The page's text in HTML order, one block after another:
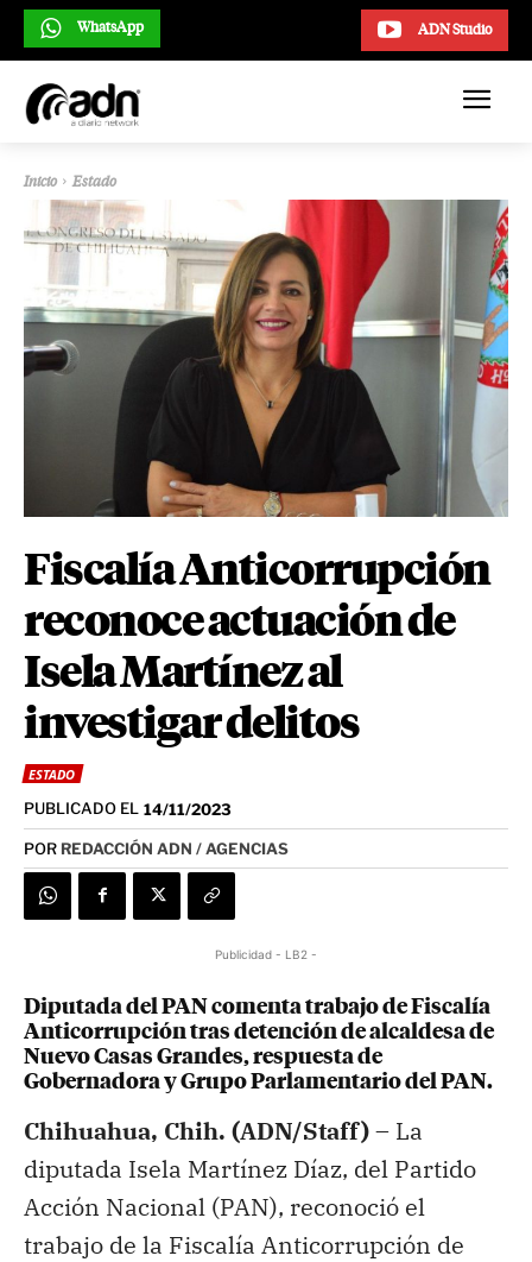
ADN Studio
WhatsApp
Inicio Estado
Fiscalía Anticorrupción
reconoce actuación de
Isela Martínez al
investigar delitos
ESTADO
PUBLICADO EL 14/11/2023
POR REDACCIÓN ADN / AGENCIAS
Publicidad - LB2 -
Diputada del PAN comenta trabajo de Fiscalía
Anticorrupción tras detención de alcaldesa de
Nuevo Casas Grandes, respuesta de
Gobernadora y Grupo Parlamentario del PAN.
Chihuahua, Chih. (ADN/Staff) – La
diputada Isela Martínez Díaz, del Partido
Acción Nacional (PAN), reconoció el
trabajo de la Fiscalía Anticorrupción de